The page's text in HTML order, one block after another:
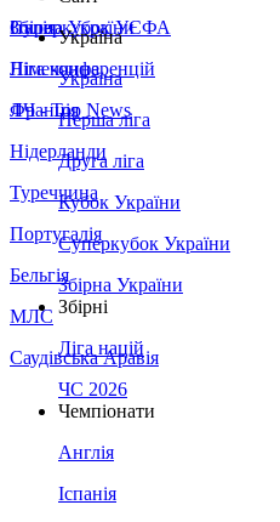
Збірна України
Італія
Німеччина
Франція
Нідерланди
Туреччина
Португалія
Бельгія
МЛС
Саудівська Аравія
Суперкубок УЄФА
Ліга конференцій
ЛЧ - Top News
Україна
Україна
Перша ліга
Друга ліга
Кубок України
Суперкубок України
Збірна України
Збірні
Ліга націй
ЧС 2026
Чемпіонати
Англія
Іспанія